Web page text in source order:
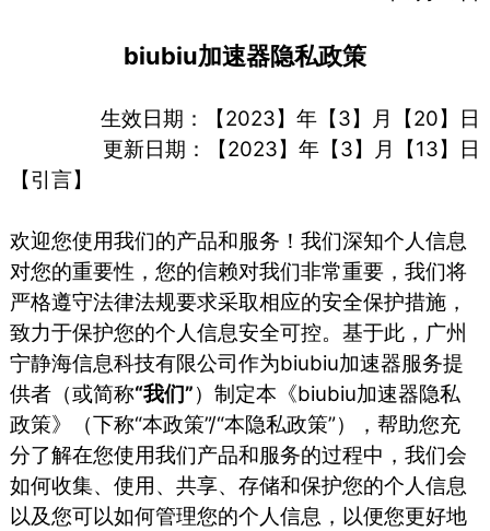
biubiu加速器隐私政策
生效日期：【2023】年【3】月【20】日
更新日期：【2023】年【3】月【13】日
【引言】
欢迎您使用我们的产品和服务！我们深知个人信息
对您的重要性，您的信赖对我们非常重要，我们将
严格遵守法律法规要求采取相应的安全保护措施，
致力于保护您的个人信息安全可控。基于此，⼴州
宁静海信息科技有限公司作为biubiu加速器服务提
供者（或简称“我们”）制定本《biubiu加速器隐私
政策》（下称“本政策”/“本隐私政策”），帮助您充
分了解在您使用我们产品和服务的过程中，我们会
如何收集、使用、共享、存储和保护您的个人信息
以及您可以如何管理您的个人信息，以便您更好地